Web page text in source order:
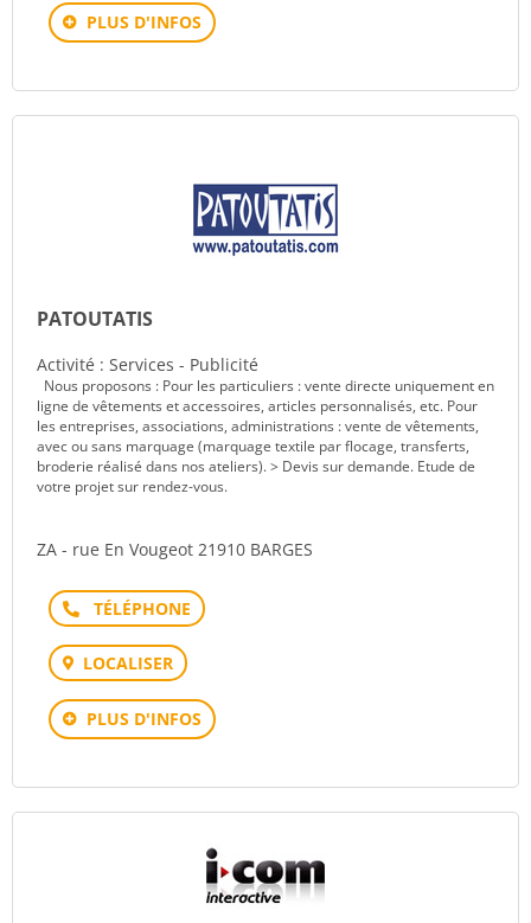
PLUS D'INFOS
PATOUTATIS
Activité : Services - Publicité
Nous proposons : Pour les particuliers : vente directe uniquement en
ligne de vêtements et accessoires, articles personnalisés, etc. Pour
les entreprises, associations, administrations : vente de vêtements,
avec ou sans marquage (marquage textile par flocage, transferts,
broderie réalisé dans nos ateliers). > Devis sur demande. Etude de
votre projet sur rendez-vous.
ZA - rue En Vougeot 21910 BARGES
Téléphone
LOCALISER
PLUS D'INFOS